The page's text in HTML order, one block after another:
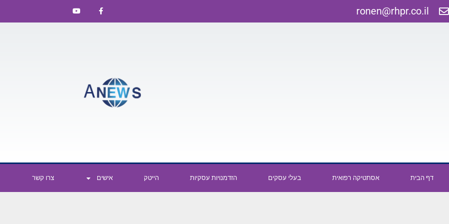
ronen@rhpr.co.il
דף הבית אסתטיקה רפואית בעלי עסקים הזדמנויות עסקיות הייטק אישים צרו קשר